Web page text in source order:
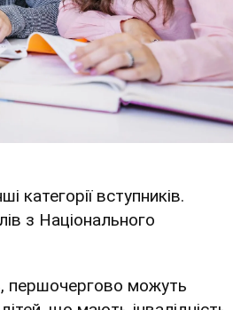
категорії вступників.
з Національного
першочергово можуть